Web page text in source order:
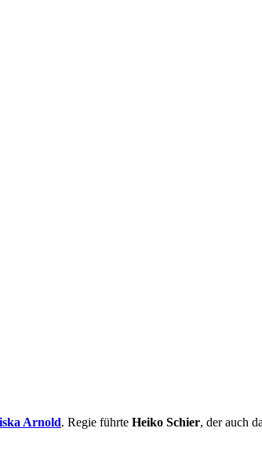
Arnold. Regie führte Heiko Schier, der auch